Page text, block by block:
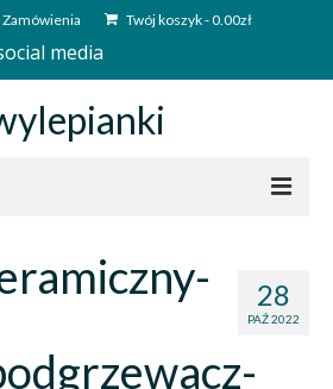
Zamówienia Twój koszyk-0.00zł
media
28
PAŹ 2022